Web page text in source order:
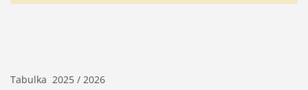
Tabulka 2025 / 2026